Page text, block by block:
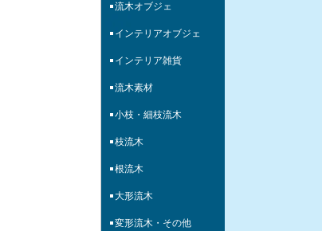
流木オブジェ
インテリアオブジェ
インテリア雑貨
流木素材
小枝・細枝流木
枝流木
根流木
大形流木
変形流木・その他